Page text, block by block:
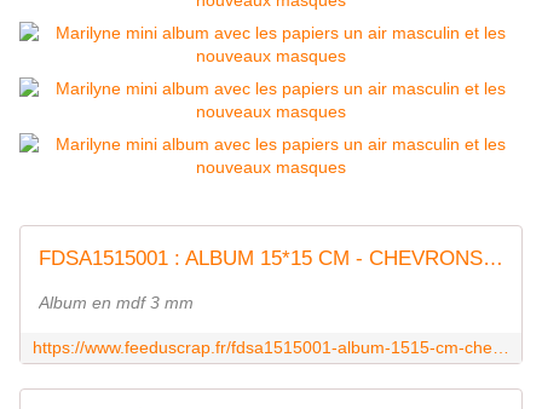
FDSA1515001 : ALBUM 15*15 CM - CHEVRONS FEE DU SCRAP
Album en mdf 3 mm